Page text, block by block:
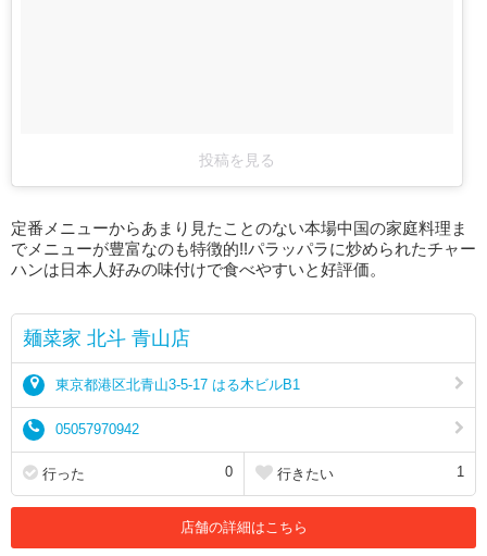
投稿を見る
定番メニューからあまり見たことのない本場中国の家庭料理ま
でメニューが豊富なのも特徴的!!パラッパラに炒められたチャー
ハンは日本人好みの味付けで食べやすいと好評価。
麺菜家 北斗 青山店
東京都港区北青山3-5-17 はる木ビルB1
05057970942
行った 0 行きたい 1
店舗の詳細はこちら